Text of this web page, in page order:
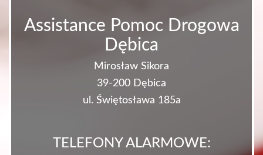
Assistance Pomoc Drogowa
Dębica
Mirosław Sikora
39-200 Dębica
ul. Świętosława 185a
TELEFONY ALARMOWE: